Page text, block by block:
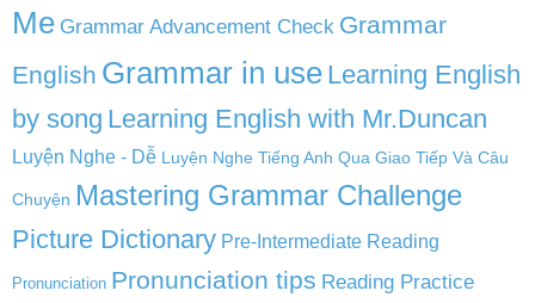
Me Grammar Advancement Check Grammar
English Grammar in use Learning English
by song Learning English with Mr.Duncan
Luyện Nghe - Dễ Luyện Nghe Tiếng Anh Qua Giao Tiếp Và Câu
Chuyện Mastering Grammar Challenge
Picture Dictionary Pre-Intermediate Reading
Pronunciation Pronunciation tips Reading Practice